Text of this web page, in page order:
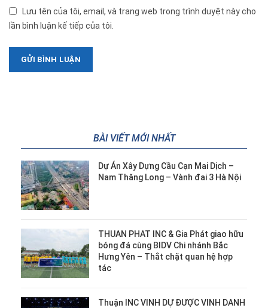
Lưu tên của tôi, email, và trang web trong trình duyệt này cho
lần bình luận kế tiếp của tôi.
BÀI VIẾT MỚI NHẤT
Dự Án Xây Dựng Cầu Cạn Mai Dịch –
Nam Thăng Long – Vành đai 3 Hà Nội
THUAN PHAT INC & Gia Phát giao hữu
bóng đá cùng BIDV Chi nhánh Bắc
Hưng Yên – Thắt chặt quan hệ hợp
tác
Thuận INC VINH DỰ ĐƯỢC VINH DANH